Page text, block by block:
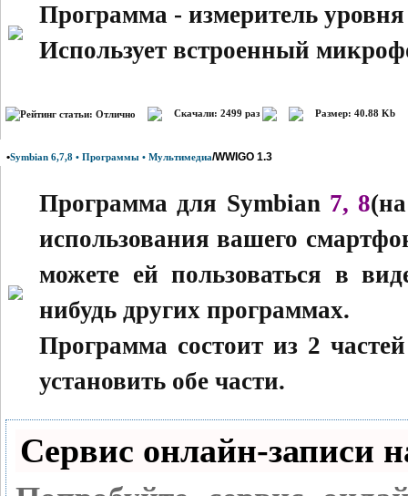
Программа - измеритель
Использует встроенный
Скачали: 2499 раз Размер: 40.88 Kb
•Symbian 6,7,8 • Программы • Мультимедиа/WWIGO 1.3
Программа для Symbian 7, 8
использования вашего
можете ей пользоваться в
нибудь других программах.
Программа состоит из 2
установить обе части.
Сервис онлайн-записи